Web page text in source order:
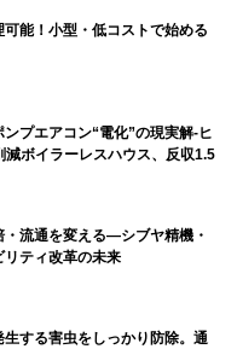
能！小型・低コストで始める
プエアコン“電化”の現実解-ヒ
減ボイラーレスハウス、反収1.5
流通を変える―シブヤ精機・
リティ改革の未来
する害虫をしっかり防除。通